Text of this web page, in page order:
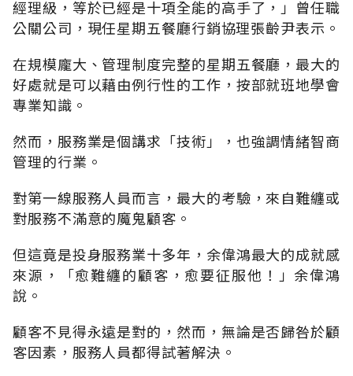
經理級，等於已經是十項全能的高手了，」曾任職
公關公司，現任星期五餐廳行銷協理張齡尹表示。
在規模龐大、管理制度完整的星期五餐廳，最大的
好處就是可以藉由例行性的工作，按部就班地學會
專業知識。
然而，服務業是個講求「技術」，也強調情緒智商
管理的行業。
對第一線服務人員而言，最大的考驗，來自難纏或
對服務不滿意的魔鬼顧客。
但這竟是投身服務業十多年，余偉鴻最大的成就感
來源，「愈難纏的顧客，愈要征服他！」余偉鴻
說。
顧客不見得永遠是對的，然而，無論是否歸咎於顧
客因素，服務人員都得試著解決。